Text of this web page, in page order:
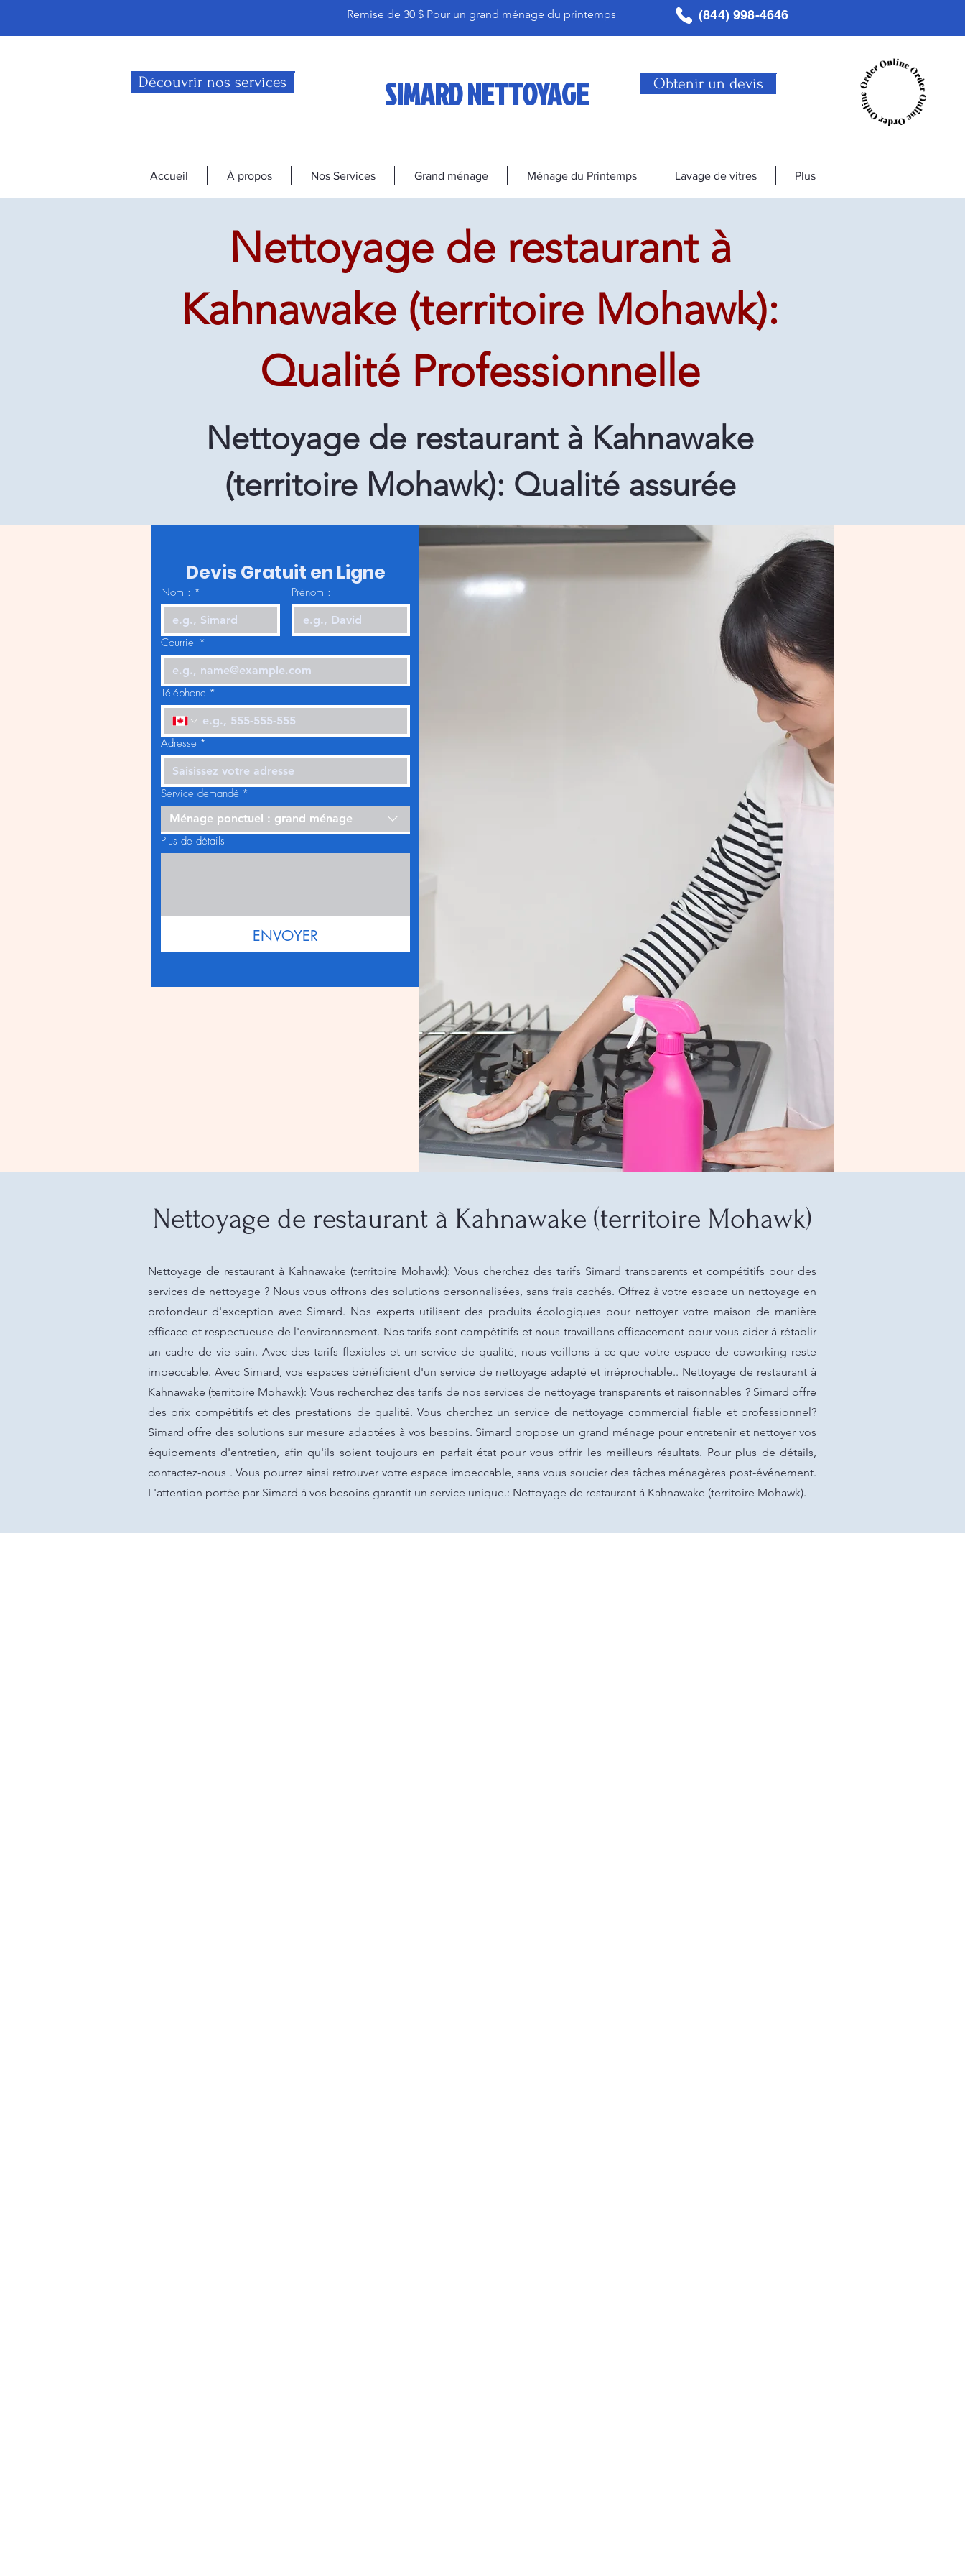
Remise de 30 $ Pour un grand ménage du printemps (844) 998-4646
Découvrir nos services SIMARD NETTOYAGE Obtenir un devis
Accueil À propos Nos Services Grand ménage Ménage du Printemps Lavage de vitres Plus
Nettoyage de restaurant à
Kahnawake (territoire Mohawk):
Qualité Professionnelle
Nettoyage de restaurant à Kahnawake
(territoire Mohawk): Qualité assurée
Devis Gratuit en Ligne
Nom : * Prénom :
Courriel *
Téléphone *
Adresse *
Service demandé *
Ménage ponctuel : grand ménage
Plus de détails
ENVOYER
Nettoyage de restaurant à Kahnawake (territoire Mohawk)
Nettoyage de restaurant à Kahnawake (territoire Mohawk): Vous cherchez des tarifs Simard transparents et compétitifs pour des
services de nettoyage ? Nous vous offrons des solutions personnalisées, sans frais cachés. Offrez à votre espace un nettoyage en
profondeur d'exception avec Simard. Nos experts utilisent des produits écologiques pour nettoyer votre maison de manière
efficace et respectueuse de l'environnement. Nos tarifs sont compétitifs et nous travaillons efficacement pour vous aider à rétablir
un cadre de vie sain. Avec des tarifs flexibles et un service de qualité, nous veillons à ce que votre espace de coworking reste
impeccable. Avec Simard, vos espaces bénéficient d'un service de nettoyage adapté et irréprochable.. Nettoyage de restaurant à
Kahnawake (territoire Mohawk): Vous recherchez des tarifs de nos services de nettoyage transparents et raisonnables ? Simard offre
des prix compétitifs et des prestations de qualité. Vous cherchez un service de nettoyage commercial fiable et professionnel?
Simard offre des solutions sur mesure adaptées à vos besoins. Simard propose un grand ménage pour entretenir et nettoyer vos
équipements d'entretien, afin qu'ils soient toujours en parfait état pour vous offrir les meilleurs résultats. Pour plus de détails,
contactez-nous . Vous pourrez ainsi retrouver votre espace impeccable, sans vous soucier des tâches ménagères post-événement.
L'attention portée par Simard à vos besoins garantit un service unique.: Nettoyage de restaurant à Kahnawake (territoire Mohawk).